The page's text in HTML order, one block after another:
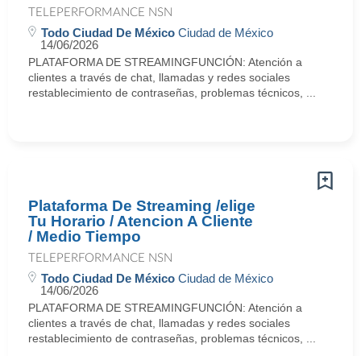
TELEPERFORMANCE NSN
Todo Ciudad De México Ciudad de México
14/06/2026
PLATAFORMA DE STREAMINGFUNCIÓN: Atención a
clientes a través de chat, llamadas y redes sociales
restablecimiento de contraseñas, problemas técnicos, ...
Plataforma De Streaming /elige
Tu Horario / Atencion A Cliente
/ Medio Tiempo
TELEPERFORMANCE NSN
Todo Ciudad De México Ciudad de México
14/06/2026
PLATAFORMA DE STREAMINGFUNCIÓN: Atención a
clientes a través de chat, llamadas y redes sociales
restablecimiento de contraseñas, problemas técnicos, ...